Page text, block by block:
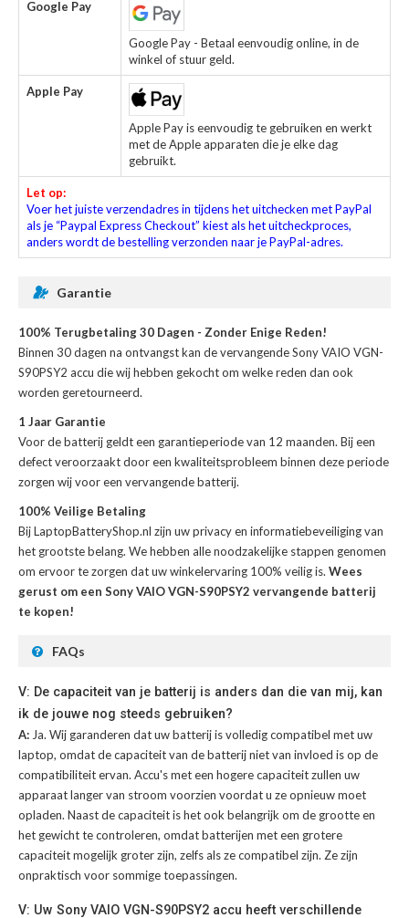
Google Pay
Google Pay - Betaal eenvoudig online, in de
winkel of stuur geld.
Apple Pay
Apple Pay is eenvoudig te gebruiken en werkt
met de Apple apparaten die je elke dag
gebruikt.
Let op:
Voer het juiste verzendadres in tijdens het uitchecken met PayPal
als je “Paypal Express Checkout” kiest als het uitcheckproces,
anders wordt de bestelling verzonden naar je PayPal-adres.
Garantie
100% Terugbetaling 30 Dagen - Zonder Enige Reden!
Binnen 30 dagen na ontvangst kan devervangende Sony VAIO VGN-
S90PSY2 accu die wij hebben gekocht om welke reden dan ook
worden geretourneerd.
1 Jaar Garantie
Voor debatterij geldt een garantieperiode van 12 maanden. Bij een
defect veroorzaakt door een kwaliteitsprobleem binnen deze periode
zorgen wij voor een vervangende batterij.
100% Veilige Betaling
Bij LaptopBatteryShop.nl zijn uw privacy en informatiebeveiliging van
het grootste belang. We hebben alle noodzakelijke stappen genomen
om ervoor te zorgen dat uw winkelervaring 100% veilig is. Wees
gerust om een Sony VAIO VGN-S90PSY2 vervangende batterij
te kopen!
FAQs
V: De capaciteit van je batterij is anders dan die van mij, kan
ik de jouwe nog steeds gebruiken?
A: Ja. Wij garanderen dat uw batterij is volledig compatibel met uw
laptop, omdat de capaciteit van de batterij niet van invloed is op de
compatibiliteit ervan. Accu's met een hogere capaciteit zullen uw
apparaat langer van stroom voorzien voordat u ze opnieuw moet
opladen. Naast de capaciteit is het ook belangrijk om de grootte en
het gewicht te controleren, omdat batterijen met een grotere
capaciteit mogelijk groter zijn, zelfs als ze compatibel zijn. Ze zijn
onpraktisch voor sommige toepassingen.
V: Uw Sony VAIO VGN-S90PSY2 accu heeft verschillende